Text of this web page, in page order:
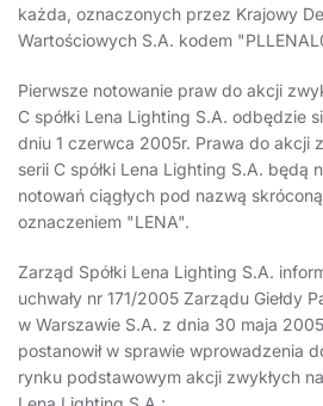
każda, oznaczonych przez Krajowy
Wartościowych S.A. kodem
Pierwsze notowanie praw do akcji
C spółki Lena Lighting S.A. odbędzie
dniu 1 czerwca 2005r. Prawa do akcji
serii C spółki Lena Lighting S.A. będą
notowań ciągłych pod nazwą
oznaczeniem "LENA".
Zarząd Spółki Lena Lighting S.A.
uchwały nr 171/2005 Zarządu Giełdy
w Warszawie S.A. z dnia 30 maja
postanowił w sprawie wprowadzenia
rynku podstawowym akcji zwykłych